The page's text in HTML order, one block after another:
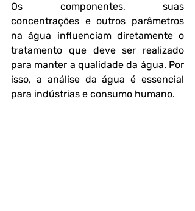
Os componentes, suas
concentrações e outros parâmetros
na água influenciam diretamente o
tratamento que deve ser realizado
para manter a qualidade da água. Por
isso, a análise da água é essencial
para indústrias e consumo humano.